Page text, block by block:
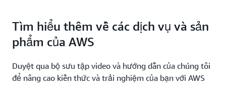
Tìm hiểu thêm về các dịch vụ và sản
phẩm của AWS
Duyệt qua bộ sưu tập video và hướng dẫn của chúng tôi
để nâng cao kiến thức và trải nghiệm của bạn với AWS